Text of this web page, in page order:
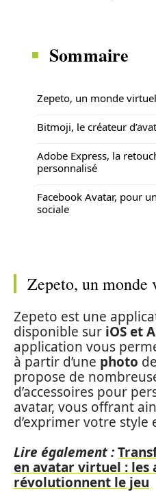
Sommaire
Zepeto, un monde
Bitmoji, le créateur
Adobe Express, la
personnalisé
Facebook Avatar, pour
sociale
Zepeto, un
Zepeto est une
disponible sur iOS et
application vous
à partir d’une photo
propose de
d’accessoires pour
avatar, vous offrant
d’exprimer votre
Lire également :
en avatar virtuel : les
révolutionnent le jeu